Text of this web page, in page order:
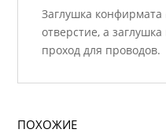
Заглушка
отверстие, а
проход для проводов.
ПОХОЖИЕ